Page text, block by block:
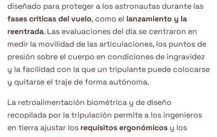
diseñado para proteger a los astronautas durante las
fases críticas del vuelo, como el lanzamiento y la
reentrada. Las evaluaciones del día se centraron en
medir la movilidad de las articulaciones, los puntos de
presión sobre el cuerpo en condiciones de ingravidez
y la facilidad con la que un tripulante puede colocarse
y quitarse el traje de forma autónoma.
La retroalimentación biométrica y de diseño
recopilada por la tripulación permite a los ingenieros
en tierra ajustar los requisitos ergonómicos y los